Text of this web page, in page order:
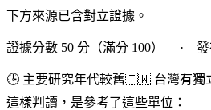
下方來源已含對立證據。
證據分數 50 分（滿分 100） · 發
🕒 主要研究年代較舊🇹🇼 台灣有獨
這樣判讀，是參考了這些單位：